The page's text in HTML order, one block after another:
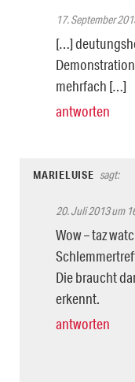
17. September
[…]
mehrfach […]
antworten
MARIELUISE sagt:
20. Juli 2013 um
Wow – taz
Die braucht
erkennt.
antworten